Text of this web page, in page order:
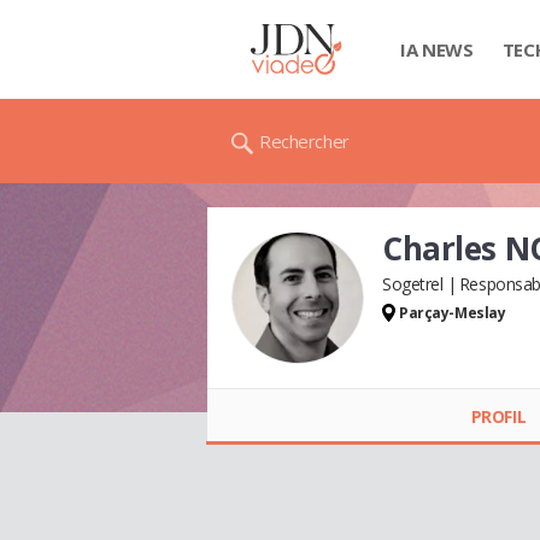
IA NEWS
Rechercher
Charles
Sogetrel
Parçay-Meslay
PROFIL